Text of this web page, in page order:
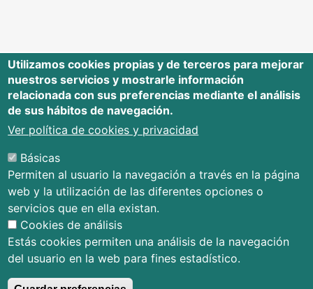
Editorial Universidad de Cantabria
Edificio Tres Torres, Torre C, planta –1
Avda. Los Castros s/n - 39005
Tfno.: 942 201 087 - 942 201 291
E-mail:publica@unican.es
Términos y condiciones
Mapa Web
Accesibilidad
Utilizamos cookies propias y de terceros para mejorar
nuestros servicios y mostrarle información
relacionada con sus preferencias mediante el análisis
de sus hábitos de navegación.
Ver política de cookies y privacidad
Básicas
Permiten al usuario la navegación a través en la página
web y la utilización de las diferentes opciones o
servicios que en ella existan.
Cookies de análisis
Estás cookies permiten una análisis de la navegación
del usuario en la web para fines estadístico.